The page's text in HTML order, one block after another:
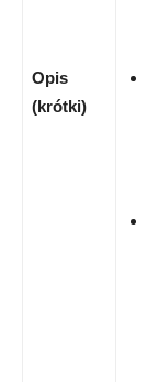
Opis
(krótki)